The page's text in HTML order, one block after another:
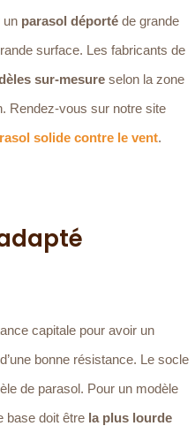
un parasol déporté de grande
surface. Les fabricants de
sur-mesure selon la zone
Rendez-vous sur notre site
solide contre le vent.
capitale pour avoir un
bonne résistance. Le socle
de parasol. Pour un modèle
base doit être la plus lourde